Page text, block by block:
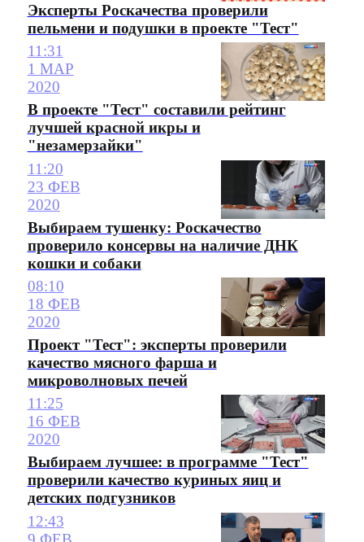
Эксперты Роскачества проверили
пельмени и подушки в проекте "Тест"
11:31
1 МАР
2020
В проекте "Тест" составили рейтинг
лучшей красной икры и
"незамерзайки"
11:20
23 ФЕВ
2020
Выбираем тушенку: Роскачество
проверило консервы на наличие ДНК
кошки и собаки
08:10
18 ФЕВ
2020
Проект "Тест": эксперты проверили
качество мясного фарша и
микроволновых печей
11:25
16 ФЕВ
2020
Выбираем лучшее: в программе "Тест"
проверили качество куриных яиц и
детских подгузников
12:43